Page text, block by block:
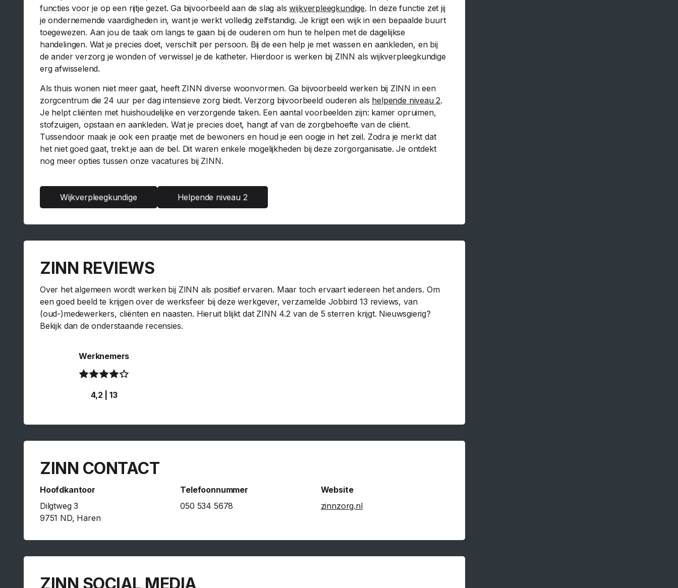
functies voor je op een rijtje gezet. Ga bijvoorbeeld aan de slag alswijkverpleegkundige. In deze functie zet jij
je ondernemende vaardigheden in, want je werkt volledig zelfstandig. Je krijgt een wijk in een bepaalde buurt
toegewezen. Aan jou de taak om langs te gaan bij de ouderen om hun te helpen met de dagelijkse
handelingen. Wat je precies doet, verschilt per persoon. Bij de een help je met wassen en aankleden, en bij
de ander verzorg je wonden of verwissel je de katheter. Hierdoor is werken bij ZINN als wijkverpleegkundige
erg afwisselend.
Als thuis wonen niet meer gaat, heeft ZINN diverse woonvormen. Ga bijvoorbeeld werken bij ZINN in een
zorgcentrum die 24 uur per dag intensieve zorg biedt. Verzorg bijvoorbeeld ouderen als helpende niveau 2.
Je helpt cliënten met huishoudelijke en verzorgende taken. Een aantal voorbeelden zijn: kamer opruimen,
stofzuigen, opstaan en aankleden. Wat je precies doet, hangt af van de zorgbehoefte van de cliënt.
Tussendoor maak je ook een praatje met de bewoners en houd je een oogje in het zeil. Zodra je merkt dat
het niet goed gaat, trekt je aan de bel. Dit waren enkele mogelijkheden bij deze zorgorganisatie. Je ontdekt
nog meer opties tussen onze vacatures bij ZINN.
Wijkverpleegkundige Helpende niveau 2
ZINN REVIEWS
Over het algemeen wordt werken bij ZINN als positief ervaren. Maar toch ervaart iedereen het anders. Om
een goed beeld te krijgen over de werksfeer bij deze werkgever, verzamelde Jobbird 13 reviews, van
(oud-)medewerkers, cliënten en naasten. Hieruit blijkt dat ZINN 4.2 van de 5 sterren krijgt. Nieuwsgierig?
Bekijk dan de onderstaande recensies.
Werknemers
4,2 | 13
ZINN CONTACT
Hoofdkantoor
Dilgtweg 3
9751 ND, Haren
Telefoonnummer
050 534 5678
Website
zinnzorg.nl
ZINN SOCIAL MEDIA